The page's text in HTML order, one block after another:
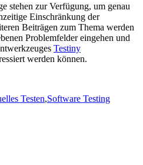
stehen zur Verfügung, um genau
Einschränkung der
Beiträgen zum Thema werden
Problemfelder eingehen und
Testiny
werden können.
Testen,Software Testing